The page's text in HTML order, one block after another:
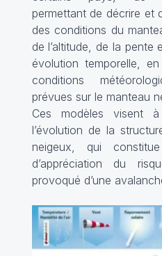
permettant de décrire et
des conditions du
de l’altitude, de la pente
évolution temporelle,
conditions
prévues sur le manteau
Ces modèles visent à
l’évolution de la
neigeux, qui
d’appréciation du
provoqué d’une